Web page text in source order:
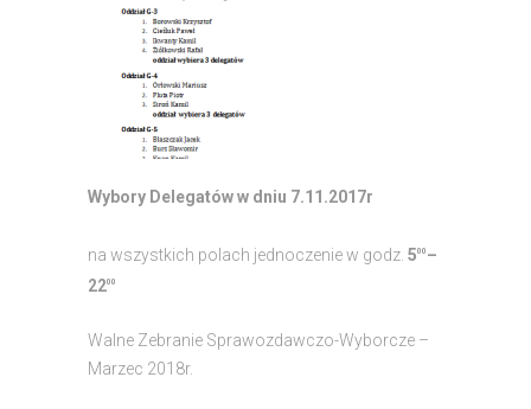
Wybory Delegatów w dniu 7.11.2017r
na wszystkich polach jednoczenie w godz. 500 –
2200
Walne Zebranie Sprawozdawczo-Wyborcze –
Marzec 2018r.